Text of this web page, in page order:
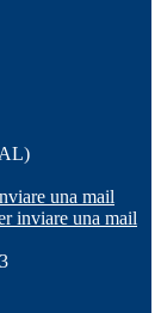
una mail
inviare una mail